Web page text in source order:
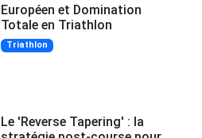
Européen et Domination
Totale en Triathlon
Triathlon
Le 'Reverse Tapering' : la